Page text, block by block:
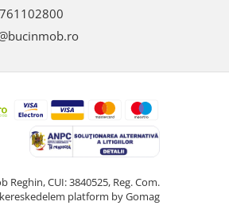
CUI: 3840525, Reg. Com.
platform by Gomag